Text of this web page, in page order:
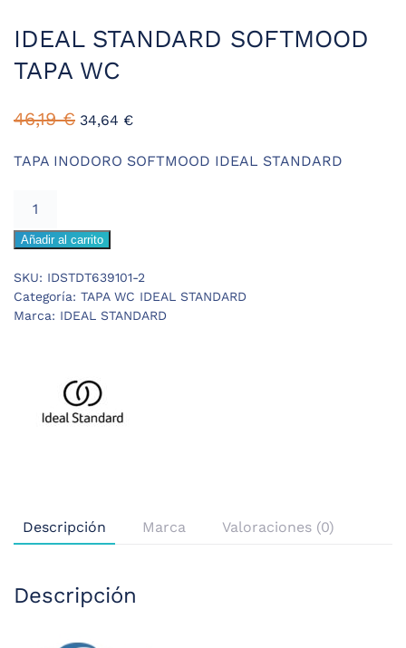
IDEAL STANDARD SOFTMOOD
TAPA WC
46,19€ El
original
34,64 €El
actual
TAPA INODORO SOFTMOOD IDEAL STANDARD
SOFTMOOD
WC
cantidad
Añadir al carrito
SKU: IDSTDT639101-2
Categoría: TAPA WC IDEAL STANDARD
Marca: IDEAL STANDARD
Descripción Marca Valoraciones (0)
Descripción